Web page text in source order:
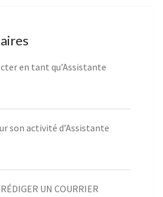
en tant qu’Assistante
son activité d’Assistante
UN COURRIER